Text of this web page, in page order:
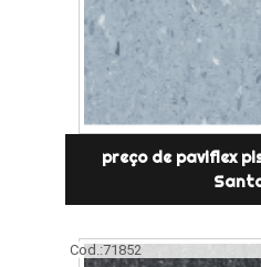
preço de paviflex
Cod.:71852